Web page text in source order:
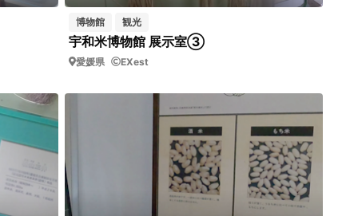
博物館 観光
宇和米博物館 展示室③
愛媛県 EXest